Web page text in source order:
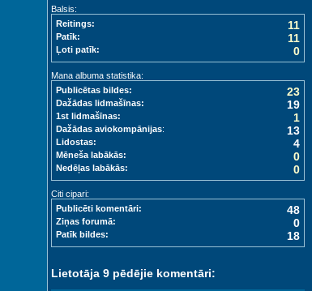
Balsis:
Reitings:
11
Patīk: 11
Ļoti patīk: 0
Mana albuma statistika:
Publicētas bildes:
23
Dažādas lidmašīnas: 19
1st lidmašīnas: 1
Dažādas aviokompānijas: 13
Lidostas: 4
Mēneša labākās: 0
Nedēļas labākās: 0
Citi cipari:
Publicēti komentāri:
48
Ziņas forumā: 0
Patīk bildes: 18
Lietotāja 9 pēdējie komentāri: